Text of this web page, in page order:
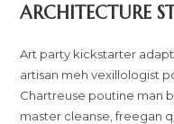
ARCHITECTURE
Art party kickstarter
artisan meh vexillologist
Chartreuse poutine man
master cleanse, freegan